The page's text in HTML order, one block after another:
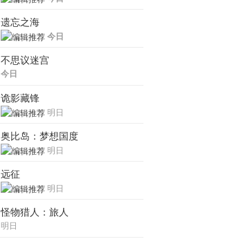
遗忘之海
今日
不思议迷宫
今日
诡影藏锋
明日
奥比岛：梦想国度
明日
远征
明日
怪物猎人：旅人
明日